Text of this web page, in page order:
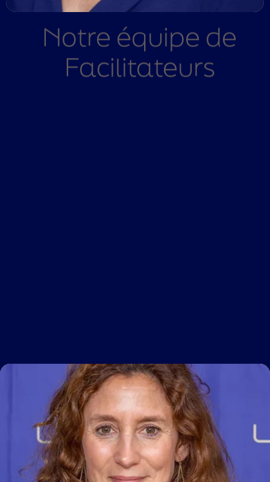
Notre équipe de
Facilitateurs
Facilitateur :
nom neutre non genré, sans âge
défini, caractérisé par son sens de la
solution innovante et pragmatique
en toutes circonstances. Véritable
couteau suisse de l’administratif
pédagogique et des obligations
Monetor,
c’est avec elle qu’on négocie